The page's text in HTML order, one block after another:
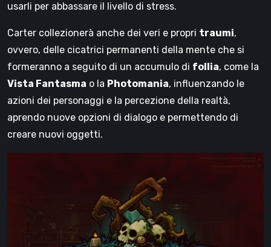
usarli per abbassare il livello di stress.
Carter collezionerà anche dei veri e propri traumi,
ovvero, delle cicatrici permanenti della mente che si
formeranno a seguito di un accumulo di follia, come la
Vista Fantasma o la Photomania, influenzando le
azioni dei personaggi e la percezione della realtà,
aprendo nuove opzioni di dialogo e permettendo di
creare nuovi oggetti.